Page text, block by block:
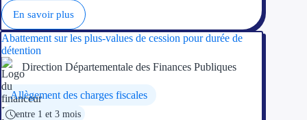
Accompagnement
Ressources
En savoir plus
Abattement sur les plus-values de cession pour durée de
détention
Direction Départementale des Finances Publiques
Allègement des charges fiscales
entre 1 et 3 mois